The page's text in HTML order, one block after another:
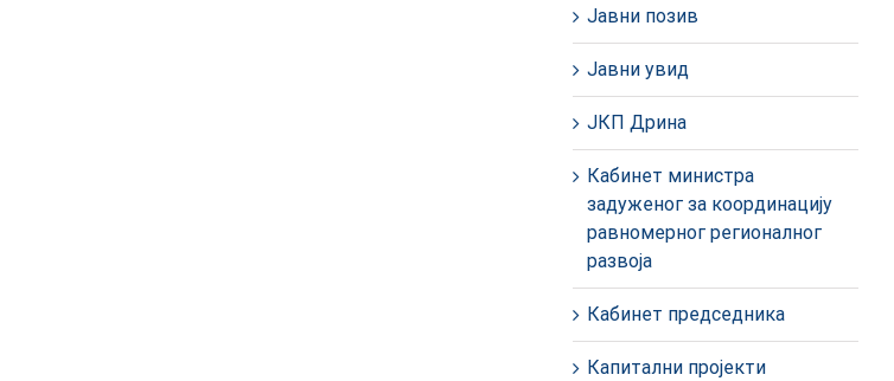
Јавни позив
Јавни увид
ЈКП Дрина
Кабинет министра
задуженог за координацију
равномерног регионалног
развоја
Кабинет председника
Капитални пројекти